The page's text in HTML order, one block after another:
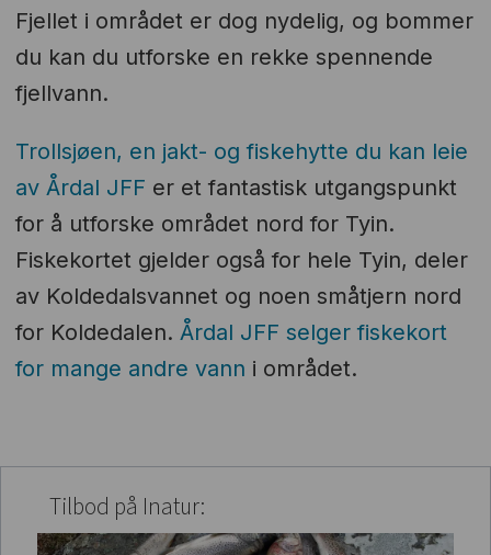
Fjellet i området er dog nydelig, og bommer
du kan du utforske en rekke spennende
fjellvann.
Trollsjøen, en jakt- og fiskehytte du kan leie
av Årdal JFF er et fantastisk utgangspunkt
for å utforske området nord for Tyin.
Fiskekortet gjelder også for hele Tyin, deler
av Koldedalsvannet og noen småtjern nord
for Koldedalen. Årdal JFF selger fiskekort
for mange andre vann i området.
Tilbod på Inatur: